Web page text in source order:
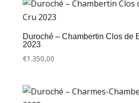
Duroché – Chambertin Clos de
2023
€1.350,00